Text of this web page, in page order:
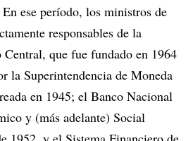
ese período, los ministros de
responsables de la
que fue fundado en 1964
la Superintendencia de Moneda
en 1945; el Banco Nacional
y (más adelante) Social